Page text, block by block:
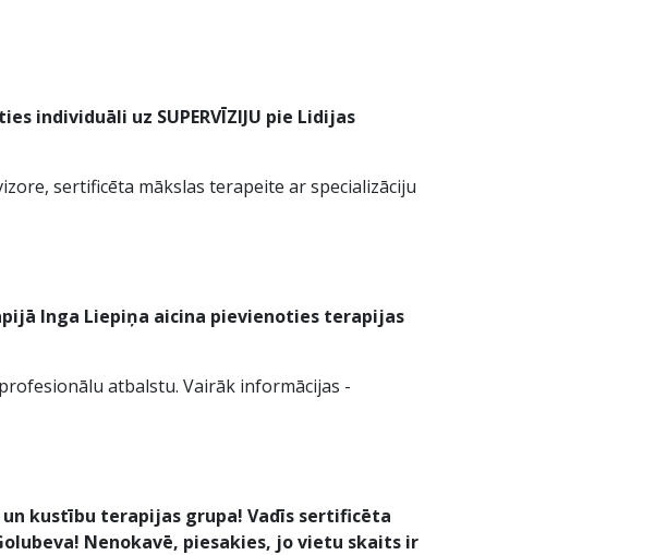
individuāli uz SUPERVĪZIJU pie Lidijas
sertificēta mākslas terapeite ar specializāciju
Inga Liepiņa aicina pievienoties terapijas
atbalstu. Vairāk informācijas -
kustību terapijas grupa! Vadīs sertificēta
Nenokavē, piesakies, jo vietu skaits ir